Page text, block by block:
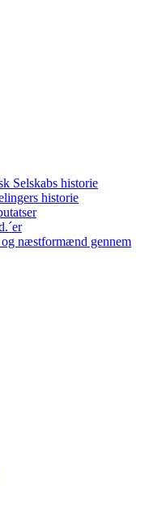
Selskabs historie
historie
næstformænd gennem